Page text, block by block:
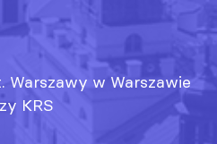
Warszawy w Warszawie
KRS